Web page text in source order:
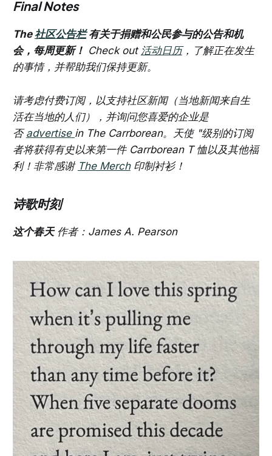
Final Notes
The社区公告栏有关于捐赠和公民参与的公告和机
会，每周更新！ Check out 活动日历，了解正在发生
的事情，并帮助我们保持更新。
请考虑付费订阅，以支持社区新闻（当地新闻来自生
活在当地的人们），并询问您喜爱的企业是
否advertise in The Carrborean。天使 "级别的订阅
者将获得有史以来第一件 Carrborean T 恤以及其他福
利！非常感谢 The Merch印制衬衫！
诗歌时刻
这个春天作者：James A. Pearson